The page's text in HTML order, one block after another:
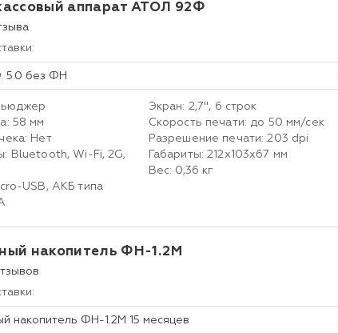
аппарат АТОЛ 92Ф
5.0 без ФН
58 мм
Нет
Bluetooth, Wi-Fi, 2G,
USB, АКБ типа
Экран: 2,7", 6 строк
Скорость печати: до 50 мм/сек
Разрешение печати: 203 dpi
Габариты: 212х103х67 мм
Вес: 0,36 кг
накопитель ФН-1.2М
накопитель ФН-1.2М 15 месяцев